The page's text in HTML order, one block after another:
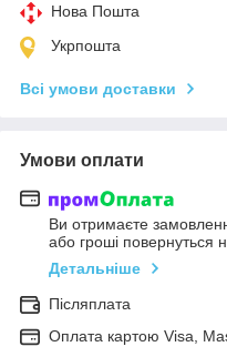
Нова Пошта
Укрпошта
Всі умови доставки
Умови оплати
Ви отримаєте
або гроші повернуться
Детальніше
Післяплата
Оплата картою Visa,